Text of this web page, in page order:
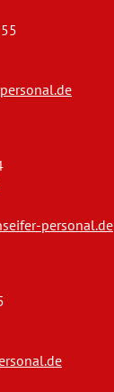
personal.de